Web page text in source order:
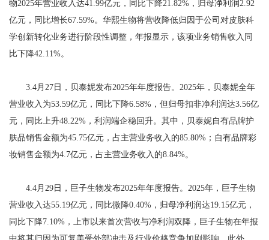
物2025年营业收入达41.99亿元，同比下降21.82%，归母净利润2.92
亿元，同比增长67.59%。华熙生物将营收降低归因于公司对皮肤科
学创新转化业务进行阶段性调整，年报显示，该项业务销售收入同
比下降42.11%。
3.4月27日，贝泰妮发布2025年年度报告。2025年，贝泰妮全年
营业收入为53.59亿元，同比下降6.58%，但归母扣非净利润达3.56亿
元，同比上升48.22%，利润端企稳回升。其中，贝泰妮自有品牌护
肤品销售金额为45.75亿元，占主营业务收入的85.80%；自有品牌彩
妆销售金额为4.7亿元，占主营业务收入的8.84%。
4.4月29日，巨子生物发布2025年年度报告。2025年，巨子生物
营业收入达55.19亿元，同比微降0.40%，归母净利润达19.15亿元，
同比下降7.10%，上市以来首次营收与净利润双降，巨子生物在年报